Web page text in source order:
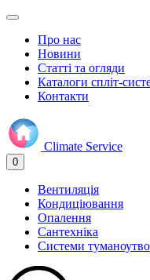
Про нас
Новини
Статті та огляди
Каталоги спліт-
Контакти
Climate Service
0
Вентиляція
Кондиціювання
Опалення
Сантехніка
Системи